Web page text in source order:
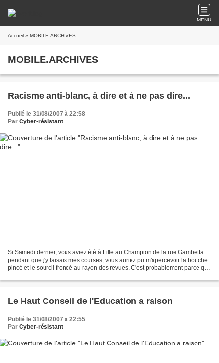
MENU
Accueil » MOBILE.ARCHIVES
MOBILE.ARCHIVES
Racisme anti-blanc, à dire et à ne pas dire...
Publié le 31/08/2007 à 22:58
Par Cyber-résistant
Si Samedi dernier, vous aviez été à Lille au Champion de la rue Gambetta
pendant que j'y faisais mes courses, vous auriez pu m'apercevoir la bouche
pincé et le sourcil froncé au rayon des revues. C'est probablement parce que
Le Haut Conseil de l'Education a raison
Publié le 31/08/2007 à 22:55
Par Cyber-résistant